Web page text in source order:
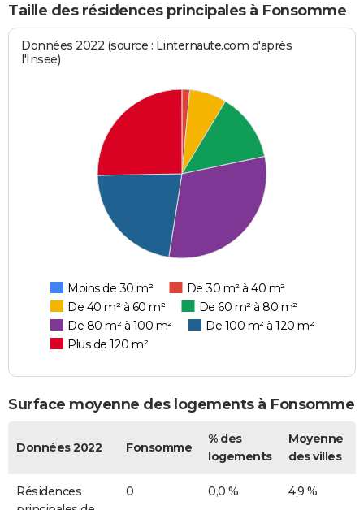
Taille des résidences principales à Fonsomme
Données 2022 (source : Linternaute.com d'après
l'Insee)
Moins de 30 m²
De 30 m² à 40 m²
De 40 m² à 60 m²
De 60 m² à 80 m²
De 80 m² à 100 m²
De 100 m² à 120 m²
Plus de 120 m²
Surface moyenne des logements à Fonsomme
Données 2022 Fonsomme
% des
logements
Moyenne
des villes
Résidences
0 0,0 % 4,9 %